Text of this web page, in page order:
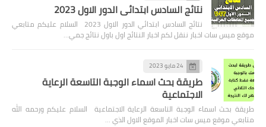
نتائج السادس ابتدائي الدور الاول 2023
نتائج السادس ابتدائي الدور الاول 2023 السلام عليكم متابعي
موقع ميس سات اخبار ننقل لكم اخبار النتائج اول باول نتائج جمي…
24 مايو 2023
طريقة بحث اسماء الوجبة التاسعة الرعاية
الاجتماعية
طريقة بحث اسماء الوجبة التاسعة الرعاية الاجتماعية السلام عليكم ورحمه الله
متابعي موقع ميس سات اخبار الموقع الاول الذي …